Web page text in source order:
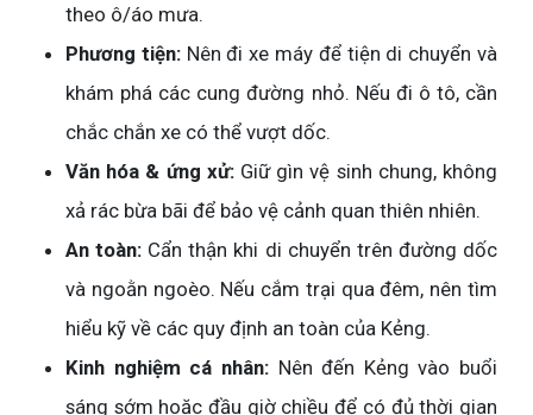
theo ô/áo mưa.
Phương tiện:Nên đi xe máy để tiện di chuyển và
khám phá các cung đường nhỏ. Nếu đi ô tô, cần
chắc chắn xe có thể vượt dốc.
Văn hóa & ứng xử:Giữ gìn vệ sinh chung, không
xả rác bừa bãi để bảo vệ cảnh quan thiên nhiên.
An toàn: Cẩn thận khi di chuyển trên đường dốc
và ngoằn ngoèo. Nếu cắm trại qua đêm, nên tìm
hiểu kỹ về các quy định an toàn của Kẻng.
Kinh nghiệm cá nhân:Nên đến Kẻng vào buổi
sáng sớm hoặc đầu giờ chiều để có đủ thời gian